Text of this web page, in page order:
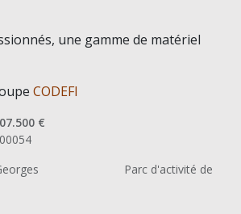
une gamme de matériel
CODEFI
€
​Parc d'activité de